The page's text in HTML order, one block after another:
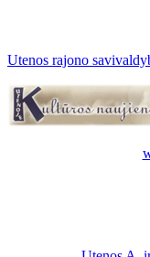
Utenos rajono